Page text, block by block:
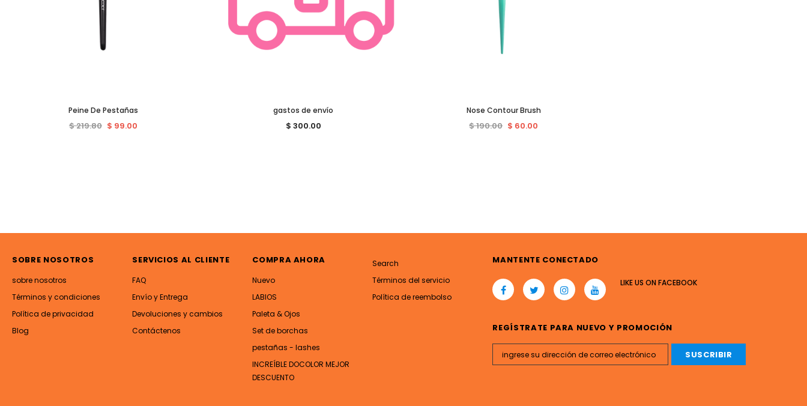
Peine De Pestañas
$ 219.80 $ 99.00
gastos de envío
$ 300.00
Nose Contour Brush
$ 190.00 $ 60.00
SOBRE NOSOTROS
sobre nosotros
Términos y condiciones
Política de privacidad
Blog
SERVICIOS AL CLIENTE
FAQ
Envío y Entrega
Devoluciones y cambios
Contáctenos
COMPRA AHORA
Nuevo
LABIOS
Paleta & Ojos
Set de borchas
pestañas - lashes
INCREÍBLE DOCOLOR MEJOR
DESCUENTO
Search
Términos del servicio
Política de reembolso
MANTENTE CONECTADO
LIKE USONFACEBOOK
REGÍSTRATE PARA NUEVO Y PROMOCIÓN